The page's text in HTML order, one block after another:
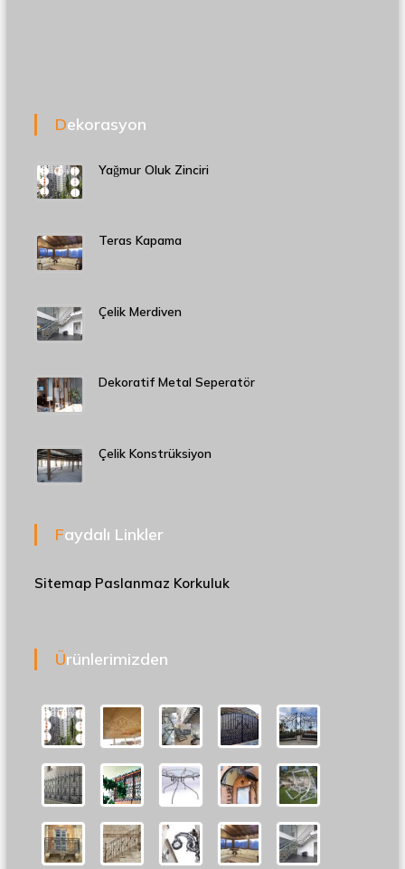
Dekorasyon
Yağmur Oluk Zinciri
Teras Kapama
Çelik Merdiven
Dekoratif Metal Seperatör
Çelik Konstrüksiyon
Faydalı Linkler
Sitemap Paslanmaz Korkuluk
Ürünlerimizden